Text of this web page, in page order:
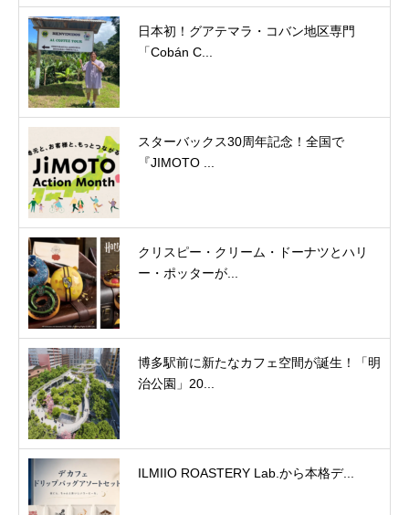
日本初！グアテマラ・コバン地区専門
「Cobán C...
スターバックス30周年記念！全国で
『JIMOTO ...
クリスピー・クリーム・ドーナツとハリ
ー・ポッターが...
博多駅前に新たなカフェ空間が誕生！「明
治公園」20...
ILMIIO ROASTERY Lab.から本格デ...